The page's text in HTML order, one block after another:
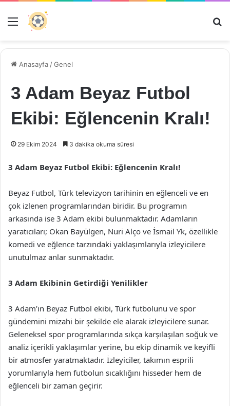
Menü
Anasayfa /Genel
3 Adam Beyaz Futbol
Ekibi: Eğlencenin Kralı!
29 Ekim 2024 3 dakika okuma süresi
3 Adam Beyaz Futbol Ekibi: Eğlencenin Kralı!
Beyaz Futbol, Türk televizyon tarihinin en eğlenceli ve en
çok izlenen programlarından biridir. Bu programın
arkasında ise 3 Adam ekibi bulunmaktadır. Adamların
yaratıcıları; Okan Bayülgen, Nuri Alço ve İsmail Yk, özellikle
komedi ve eğlence tarzındaki yaklaşımlarıyla izleyicilere
unutulmaz anlar sunmaktadır.
3 Adam Ekibinin Getirdiği Yenilikler
3 Adam’ın Beyaz Futbol ekibi, Türk futbolunu ve spor
gündemini mizahi bir şekilde ele alarak izleyicilere sunar.
Geleneksel spor programlarında sıkça karşılaşılan soğuk ve
analiz içerikli yaklaşımlar yerine, bu ekip dinamik ve keyifli
bir atmosfer yaratmaktadır. İzleyiciler, takımın esprili
yorumlarıyla hem futbolun sıcaklığını hisseder hem de
eğlenceli bir zaman geçirir.